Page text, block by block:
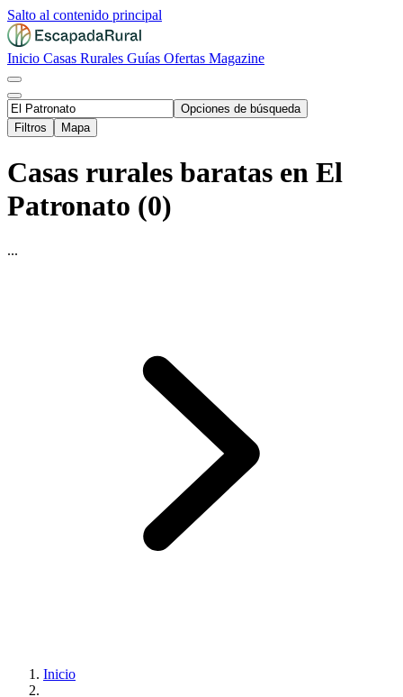
Salto al contenido principal
Inicio Casas Rurales Guías Ofertas Magazine
Opciones de búsqueda
Filtros
Mapa
Casas rurales baratas en El
Patronato (0)
...
Inicio